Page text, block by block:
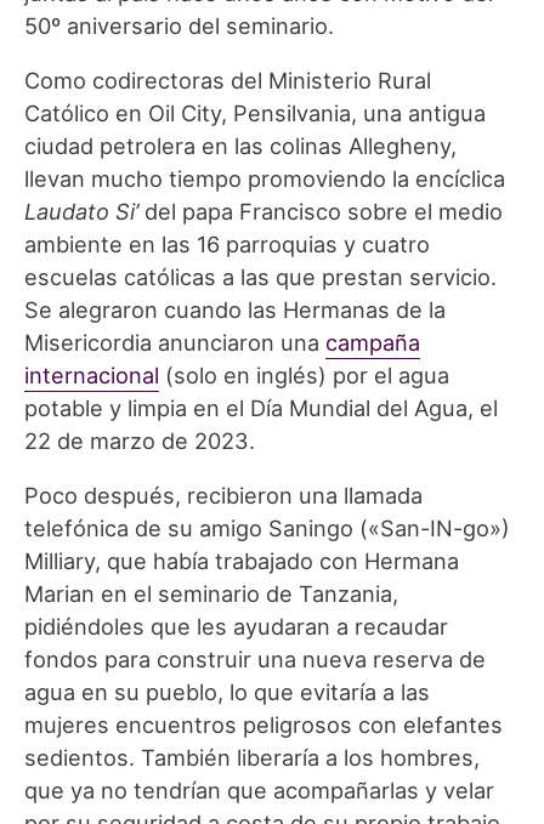
50º aniversario del seminario.
Como codirectoras del Ministerio Rural
Católico en Oil City, Pensilvania, una antigua
ciudad petrolera en las colinas Allegheny,
llevan mucho tiempo promoviendo la encíclica
Laudato Si’del papa Francisco sobre el medio
ambiente en las 16 parroquias y cuatro
escuelas católicas a las que prestan servicio.
Se alegraron cuando las Hermanas de la
Misericordia anunciaron una campaña
internacional (solo en inglés) por el agua
potable y limpia en el Día Mundial del Agua, el
22 de marzo de 2023.
Poco después, recibieron una llamada
telefónica de su amigo Saningo («San-IN-go»)
Milliary, que había trabajado con Hermana
Marian en el seminario de Tanzania,
pidiéndoles que les ayudaran a recaudar
fondos para construir una nueva reserva de
agua en su pueblo, lo que evitaría a las
mujeres encuentros peligrosos con elefantes
sedientos. También liberaría a los hombres,
que ya no tendrían que acompañarlas y velar